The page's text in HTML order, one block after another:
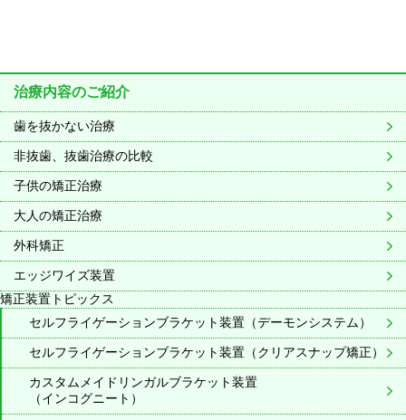
治療内容のご紹介
歯を抜かない治療
非抜歯、抜歯治療の比較
子供の矯正治療
大人の矯正治療
外科矯正
エッジワイズ装置
矯正装置トピックス
セルフライゲーションブラケット装置（デーモンシステム）
セルフライゲーションブラケット装置（クリアスナップ矯正）
カスタムメイドリンガルブラケット装置
（インコグニート）